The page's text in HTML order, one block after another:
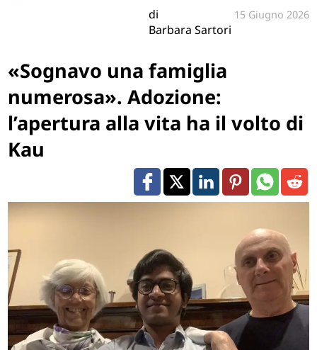
di
Barbara Sartori
15 Giugno 2026
«Sognavo una famiglia
numerosa». Adozione:
l’apertura alla vita ha il volto di
Kau